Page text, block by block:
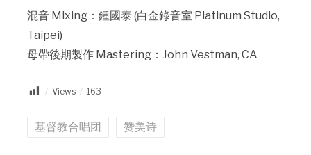
混音 Mixing：鍾國泰 (白金錄音室 Platinum Studio,
Taipei)
母帶後期製作 Mastering：John Vestman, CA
Views 163
基督教合唱团 赞美诗